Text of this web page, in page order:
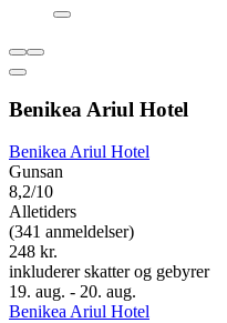
Benikea Ariul Hotel
Benikea Ariul Hotel
Gunsan
8,2/10
Alletiders
(341 anmeldelser)
248 kr.
inkluderer skatter og gebyrer
19. aug. - 20. aug.
Benikea Ariul Hotel